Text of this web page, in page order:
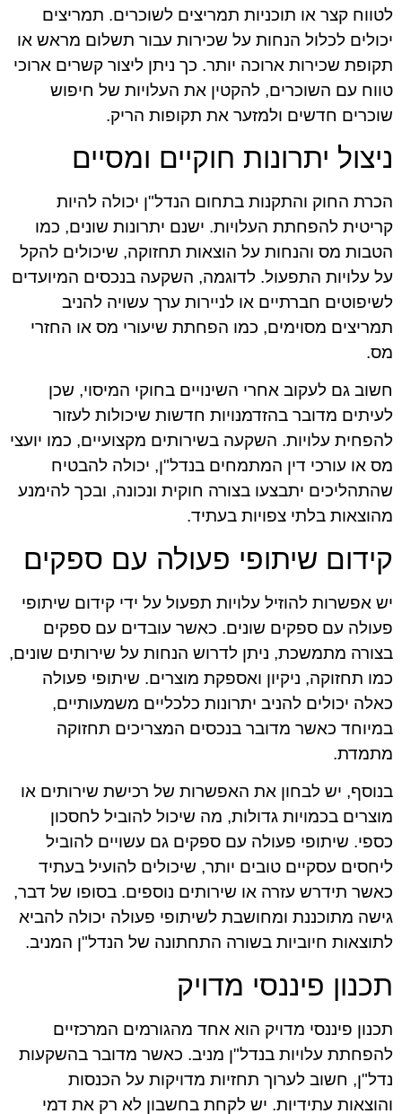
לטווח קצר או תוכניות תמריצים לשוכרים. תמריצים
יכולים לכלול הנחות על שכירות עבור תשלום מראש או
תקופת שכירות ארוכה יותר. כך ניתן ליצור קשרים ארוכי
טווח עם השוכרים, להקטין את העלויות של חיפוש
שוכרים חדשים ולמזער את תקופות הריק.
ניצול יתרונות חוקיים ומסיים
הכרת החוק והתקנות בתחום הנדל"ן יכולה להיות
קריטית להפחתת העלויות. ישנם יתרונות שונים, כמו
הטבות מס והנחות על הוצאות תחזוקה, שיכולים להקל
על עלויות התפעול. לדוגמה, השקעה בנכסים המיועדים
לשיפוטים חברתיים או לניירות ערך עשויה להניב
תמריצים מסוימים, כמו הפחתת שיעורי מס או החזרי
מס.
חשוב גם לעקוב אחרי השינויים בחוקי המיסוי, שכן
לעיתים מדובר בהזדמנויות חדשות שיכולות לעזור
להפחית עלויות. השקעה בשירותים מקצועיים, כמו יועצי
מס או עורכי דין המתמחים בנדל"ן, יכולה להבטיח
שהתהליכים יתבצעו בצורה חוקית ונכונה, ובכך להימנע
מהוצאות בלתי צפויות בעתיד.
קידום שיתופי פעולה עם ספקים
יש אפשרות להוזיל עלויות תפעול על ידי קידום שיתופי
פעולה עם ספקים שונים. כאשר עובדים עם ספקים
בצורה מתמשכת, ניתן לדרוש הנחות על שירותים שונים,
כמו תחזוקה, ניקיון ואספקת מוצרים. שיתופי פעולה
כאלה יכולים להניב יתרונות כלכליים משמעותיים,
במיוחד כאשר מדובר בנכסים המצריכים תחזוקה
מתמדת.
בנוסף, יש לבחון את האפשרות של רכישת שירותים או
מוצרים בכמויות גדולות, מה שיכול להוביל לחסכון
כספי. שיתופי פעולה עם ספקים גם עשויים להוביל
ליחסים עסקיים טובים יותר, שיכולים להועיל בעתיד
כאשר תידרש עזרה או שירותים נוספים. בסופו של דבר,
גישה מתוכננת ומחושבת לשיתופי פעולה יכולה להביא
לתוצאות חיוביות בשורה התחתונה של הנדל"ן המניב.
תכנון פיננסי מדויק
תכנון פיננסי מדויק הוא אחד מהגורמים המרכזיים
להפחתת עלויות בנדל"ן מניב. כאשר מדובר בהשקעות
נדל"ן, חשוב לערוך תחזיות מדויקות על הכנסות
והוצאות עתידיות. יש לקחת בחשבון לא רק את דמי